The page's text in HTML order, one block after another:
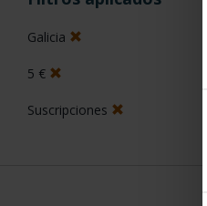
Galicia
5 €
Suscripciones